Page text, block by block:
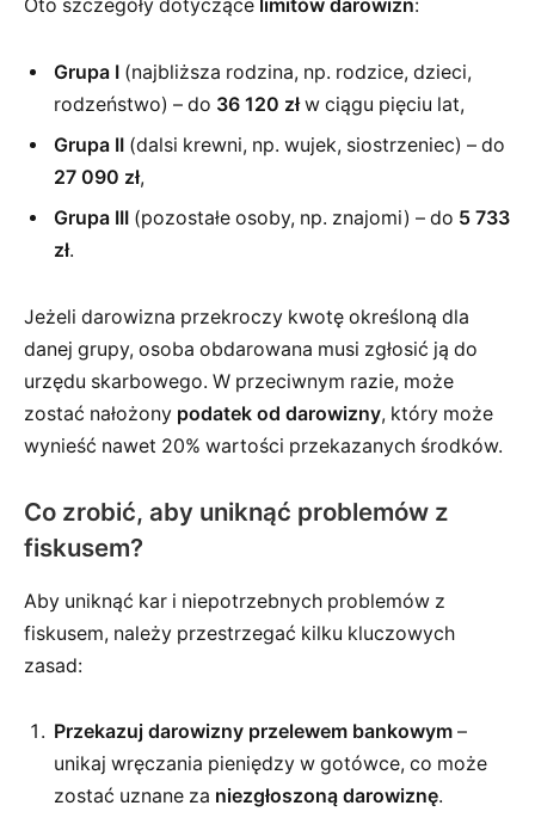
Oto szczegóły dotyczące limitów darowizn:
Grupa I (najbliższa rodzina, np. rodzice, dzieci,
rodzeństwo) – do 36 120 złw ciągu pięciu lat,
Grupa II (dalsi krewni, np. wujek, siostrzeniec) – do
27 090 zł,
Grupa III (pozostałe osoby, np. znajomi) – do 5 733
zł.
Jeżeli darowizna przekroczy kwotę określoną dla
danej grupy, osoba obdarowana musi zgłosić ją do
urzędu skarbowego. W przeciwnym razie, może
zostać nałożony podatek od darowizny, który może
wynieść nawet 20% wartości przekazanych środków.
Co zrobić, aby uniknąć problemów z
fiskusem?
Aby uniknąć kar i niepotrzebnych problemów z
fiskusem, należy przestrzegać kilku kluczowych
zasad:
Przekazuj darowizny przelewem bankowym –
unikaj wręczania pieniędzy w gotówce, co może
zostać uznane za niezgłoszoną darowiznę.